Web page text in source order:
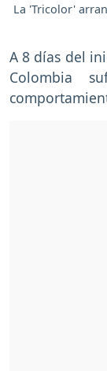
La 'Tricolor'
A 8 días del
Colombia